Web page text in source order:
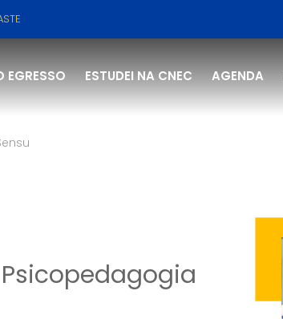
EGRESSO ESTUDEI NA CNEC AGENDA